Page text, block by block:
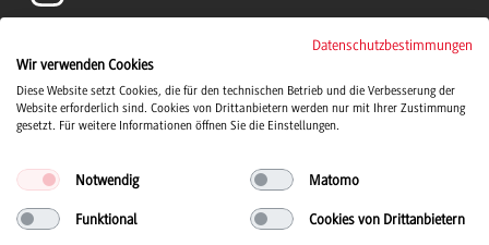
LinkedIn
Datenschutzbestimmungen
Wir verwenden Cookies
Diese Website setzt Cookies, die für den technischen Betrieb und die Verbesserung der
Website erforderlich sind. Cookies von Drittanbietern werden nur mit Ihrer Zustimmung
gesetzt. Für weitere Informationen öffnen Sie die Einstellungen.
Notwendig Matomo
Funktional Cookies von Drittanbietern